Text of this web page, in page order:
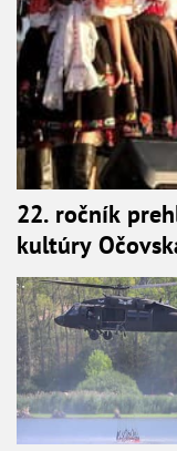
22. ročník
kultúry